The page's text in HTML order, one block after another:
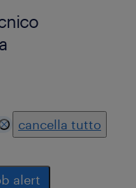
cancella tutto
alert